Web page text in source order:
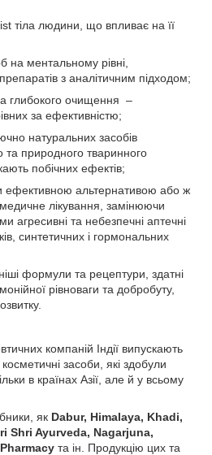
людини, що впливає на її
ментальному рівні,
з аналітичним підходом;
очищення –
за ефективністю;
натуральних засобів
та природного тваринного
побічних ефектів;
альтернативою або ж
лікування, замінюючи
агресивні та небезпечні аптечні
синтетичних і гормональних
формули та рецептури, здатні
рівноваги та добробуту,
компаній Індії випускають
засоби, які здобули
в країнах Азії, але й у всьому
як Dabur, Himalaya, Khadi,
Shri Ayurveda, Nagarjuna,
та ін. Продукцію цих та